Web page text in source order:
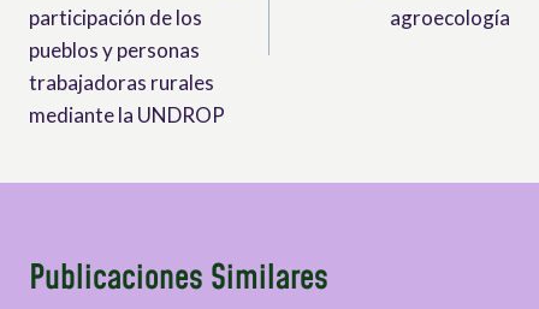
participación de los
pueblos y personas
trabajadoras rurales
mediante la UNDROP
agroecología
Publicaciones Similares